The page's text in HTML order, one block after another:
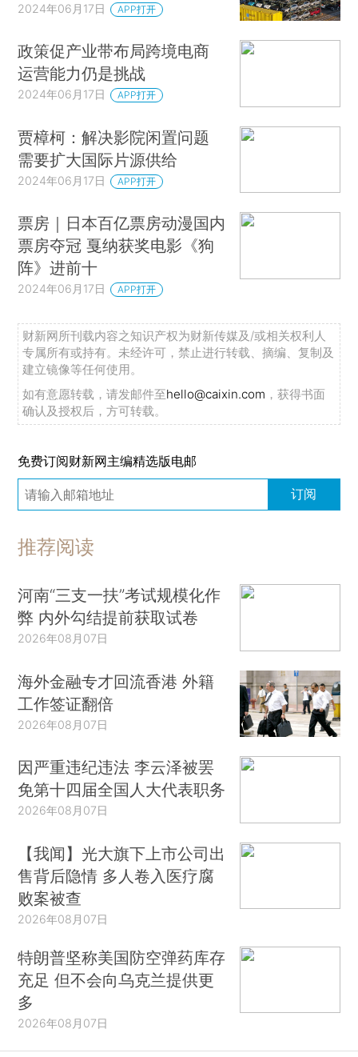
2024年06月17日 APP打开
政策促产业带布局跨境电商
运营能力仍是挑战
2024年06月17日 APP打开
贾樟柯：解决影院闲置问题
需要扩大国际片源供给
2024年06月17日 APP打开
票房｜日本百亿票房动漫国内
票房夺冠 戛纳获奖电影《狗
阵》进前十
2024年06月17日 APP打开
财新网所刊载内容之知识产权为财新传媒及/或相关权利人
专属所有或持有。未经许可，禁止进行转载、摘编、复制及
建立镜像等任何使用。
如有意愿转载，请发邮件至hello@caixin.com ，获得书面
确认及授权后，方可转载。
免费订阅财新网主编精选版电邮
订阅
推荐阅读
河南“三支一扶”考试规模化作
弊 内外勾结提前获取试卷
2026年08月07日
海外金融专才回流香港 外籍
工作签证翻倍
2026年08月07日
因严重违纪违法 李云泽被罢
免第十四届全国人大代表职务
2026年08月07日
【我闻】光大旗下上市公司出
售背后隐情 多人卷入医疗腐
败案被查
2026年08月07日
特朗普坚称美国防空弹药库存
充足 但不会向乌克兰提供更
多
2026年08月07日